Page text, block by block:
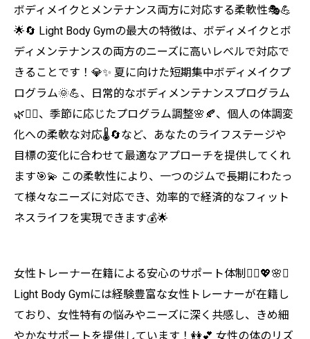
ボディメイクとメンテナンス両方に対応する柔軟性🎭💪
🌟🔄 Light Body Gymの最大の特徴は、ボディメイクとボ
ディメンテナンスの両方のニーズに高いレベルで対応で
きることです！💎✨ 夏に向けた短期集中ボディメイクプ
ログラム🌞💪、日常的なボディメンテナンスプログラム
🌿🧘‍♀️、季節に応じたプログラム調整🌸🍂、個人の体調変
化への柔軟な対応🌡️🔄など、あなたのライフステージや
目標の変化に合わせて最適なアプローチを提供してくれ
ます🎯💫 この柔軟性により、一つのジムで長期にわたっ
て様々なニーズに対応でき、効率的で経済的なフィット
ネスライフを実現できます💰🌟
女性トレーナー在籍による安心のサポート体制👩‍⚕️💖🌸✨
Light Body Gymには経験豊富な女性トレーナーが在籍し
ており、女性特有の悩みやニーズに深く共感し、きめ細
やかなサポートを提供しています！👭💕 女性の体のリズ